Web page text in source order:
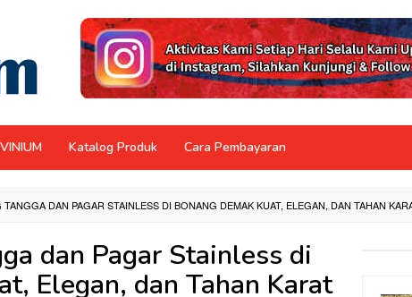
Katalog Produk Cara Pembayaran
DAN PAGAR STAINLESS DI BONANG DEMAK KUAT, ELEGAN, DAN TAHAN
dan Pagar Stainless di
Elegan, dan Tahan Karat